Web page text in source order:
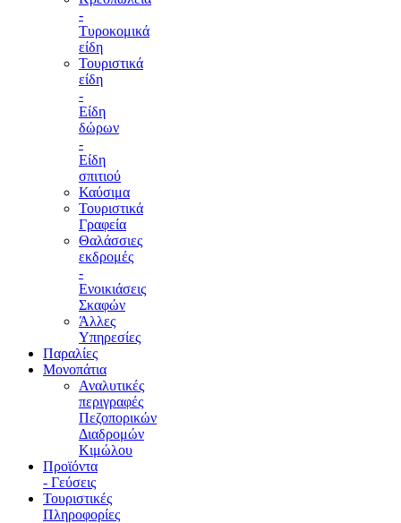
-
Τυροκομικά
είδη
Τουριστικά
είδη
-
Είδη
δώρων
-
Είδη
σπιτιού
Καύσιμα
Τουριστικά
Γραφεία
Θαλάσσιες
εκδρομές
-
Ενοικιάσεις
Σκαφών
Άλλες
Υπηρεσίες
Παραλίες
Μονοπάτια
Αναλυτικές
περιγραφές
Πεζοπορικών
Διαδρομών
Κιμώλου
Προϊόντα
- Γεύσεις
Τουριστικές
Πληροφορίες